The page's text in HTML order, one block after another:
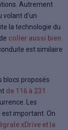
Autrement
volant d'un
la technologie du
coller aussi bien
est similaire
blocs proposés
de 116 à 231
Les
important. On
xDrive et la